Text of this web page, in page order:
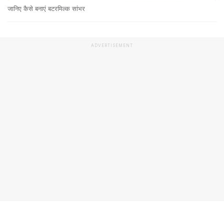
जानिए कैसे बनाएं बटरमिल्क सांभर
ADVERTISEMENT